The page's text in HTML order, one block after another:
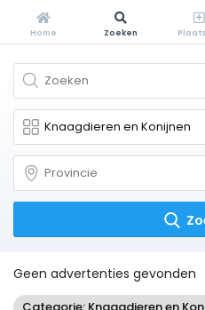
Geen advertenties gevonden
Home Zoeken